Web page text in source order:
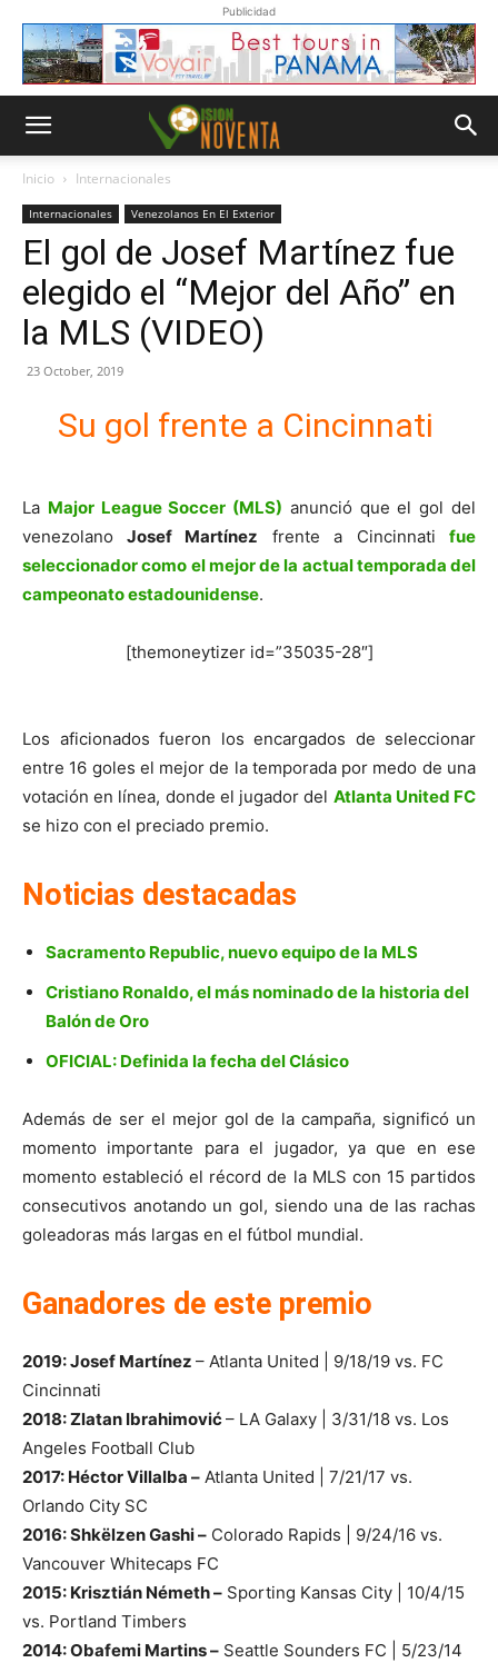
Publicidad
Inicio Internacionales
Internacionales Venezolanos En El Exterior
El gol de Josef Martínez fue
elegido el “Mejor del Año” en
la MLS (VIDEO)
23 October, 2019
Su gol frente a Cincinnati
La Major League Soccer (MLS) anunció que el gol del
venezolano Josef Martínez frente a Cincinnati fue
seleccionador como el mejor de la actual temporada del
campeonato estadounidense.
[themoneytizer id=”35035-28″]
Los aficionados fueron los encargados de seleccionar
entre 16 goles el mejor de la temporada por medo de una
votación en línea, donde el jugador del Atlanta United FC
se hizo con el preciado premio.
Noticias destacadas
Sacramento Republic, nuevo equipo de la MLS
Cristiano Ronaldo, el más nominado de la historia del
Balón de Oro
OFICIAL: Definida la fecha del Clásico
Además de ser el mejor gol de la campaña, significó un
momento importante para el jugador, ya que en ese
momento estableció el récord de la MLS con 15 partidos
consecutivos anotando un gol, siendo una de las rachas
goleadoras más largas en el fútbol mundial.
Ganadores de este premio
2019: Josef Martínez – Atlanta United | 9/18/19 vs. FC
Cincinnati
2018: Zlatan Ibrahimović– LA Galaxy | 3/31/18 vs. Los
Angeles Football Club
2017: Héctor Villalba – Atlanta United | 7/21/17 vs.
Orlando City SC
2016: Shkëlzen Gashi – Colorado Rapids | 9/24/16 vs.
Vancouver Whitecaps FC
2015: Krisztián Németh – Sporting Kansas City | 10/4/15
vs. Portland Timbers
2014: Obafemi Martins – Seattle Sounders FC | 5/23/14